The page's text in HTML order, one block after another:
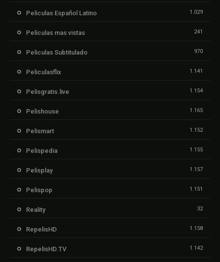
Peliculas Español Latino 1.029
Peliculas mas vistas 241
Peliculas Subtitulado 970
Peliculasflix 1.141
Pelisgratis.live 1.154
Pelishouse 1.165
Pelismart 1.152
Pelispedia 1.155
Pelisplay 1.157
Pelispop 1.151
Reality 32
RepelisHD 1.158
RepelisHD.TV 1.142